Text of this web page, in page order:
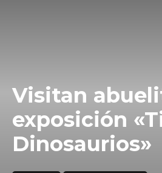
Visitan
exposición
Dinosaurios»